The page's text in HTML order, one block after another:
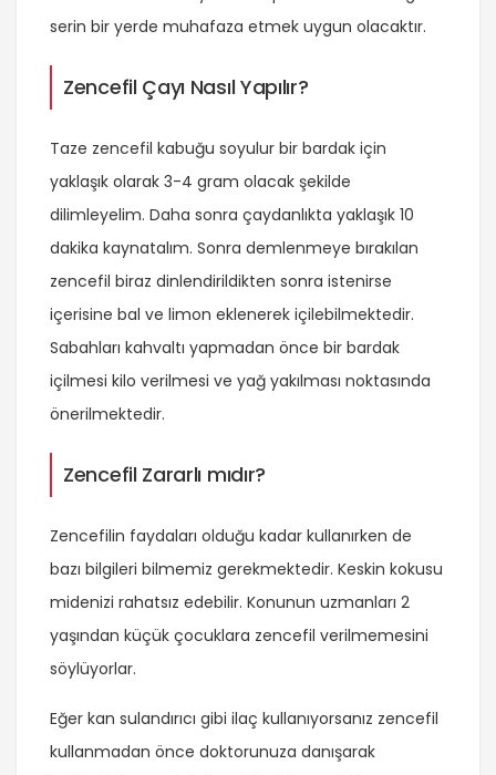
serin bir yerde muhafaza etmek uygun olacaktır.
Zencefil Çayı Nasıl Yapılır?
Taze zencefil kabuğu soyulur bir bardak için
yaklaşık olarak 3-4 gram olacak şekilde
dilimleyelim. Daha sonra çaydanlıkta yaklaşık 10
dakika kaynatalım. Sonra demlenmeye bırakılan
zencefil biraz dinlendirildikten sonra istenirse
içerisine bal ve limon eklenerek içilebilmektedir.
Sabahları kahvaltı yapmadan önce bir bardak
içilmesi kilo verilmesi ve yağ yakılması noktasında
önerilmektedir.
Zencefil Zararlı mıdır?
Zencefilin faydaları olduğu kadar kullanırken de
bazı bilgileri bilmemiz gerekmektedir. Keskin kokusu
midenizi rahatsız edebilir. Konunun uzmanları 2
yaşından küçük çocuklara zencefil verilmemesini
söylüyorlar.
Eğer kan sulandırıcı gibi ilaç kullanıyorsanız zencefil
kullanmadan önce doktorunuza danışarak